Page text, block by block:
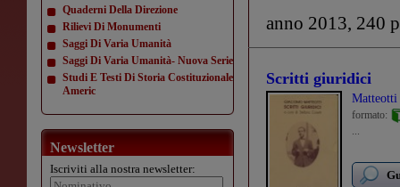
Quaderni Della Direzione
Rilievi Di Monumenti
Saggi Di Varia Umanità
Saggi Di Varia Umanità- Nuova Serie
Studi E Testi Di Storia Costituzionale
Americ
Newsletter
Iscriviti alla nostra newsletter:
anno 2013, 240
Scritti giuridici
Matteotti
formato:
...